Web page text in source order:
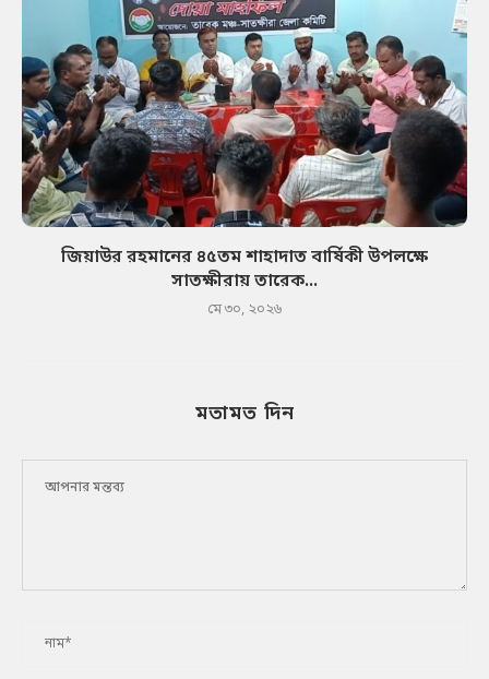
জিয়াউর রহমানের ৪৫তম শাহাদাত বার্ষিকী উপলক্ষে
সাতক্ষীরায় তারেক...
মে ৩০, ২০২৬
মতামত দিন